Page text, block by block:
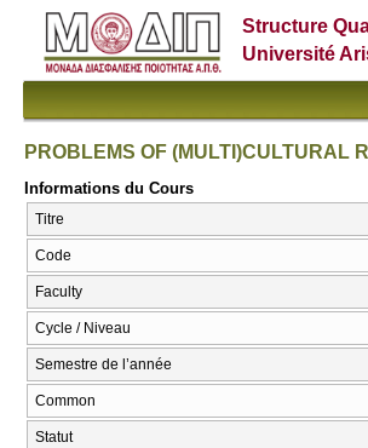
Structure
Université
PROBLEMS OF (MULTI)CULTURAL
Informations du Cours
Titre
Code
Faculty
Cycle / Niveau
Semestre de l’année
Common
Statut